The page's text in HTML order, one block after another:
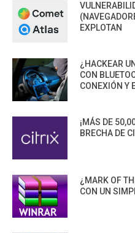
EXPLOTAN
¿HACKEAR
CON
CONEXIÓN Y
¡MÁS DE
BRECHA DE
¿MARK OF
CON UN